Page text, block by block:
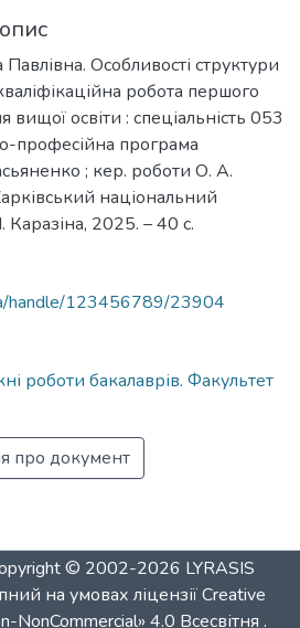
Особливості структури
робота першого
вищої освіти : спеціальність 053
професійна програма
; кер. роботи О. А.
національний
Каразіна, 2025. – 40 с.
handle/123456789/23904
роботи бакалаврів. Факультет
про документ
© 2002-2026 LYRASIS
на умовах ліцензіїCreative
NonCommercial» 4.0 Всесвітня .